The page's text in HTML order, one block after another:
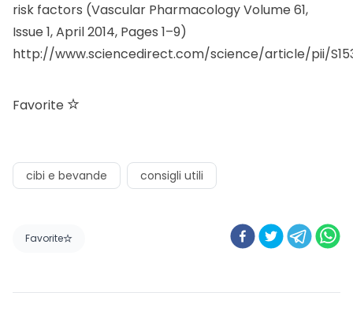
risk factors (Vascular Pharmacology Volume 61,
Issue 1, April 2014, Pages 1–9)
http://www.sciencedirect.com/science/article/pii/
Favorite
cibi e bevande consigli utili
Favorite